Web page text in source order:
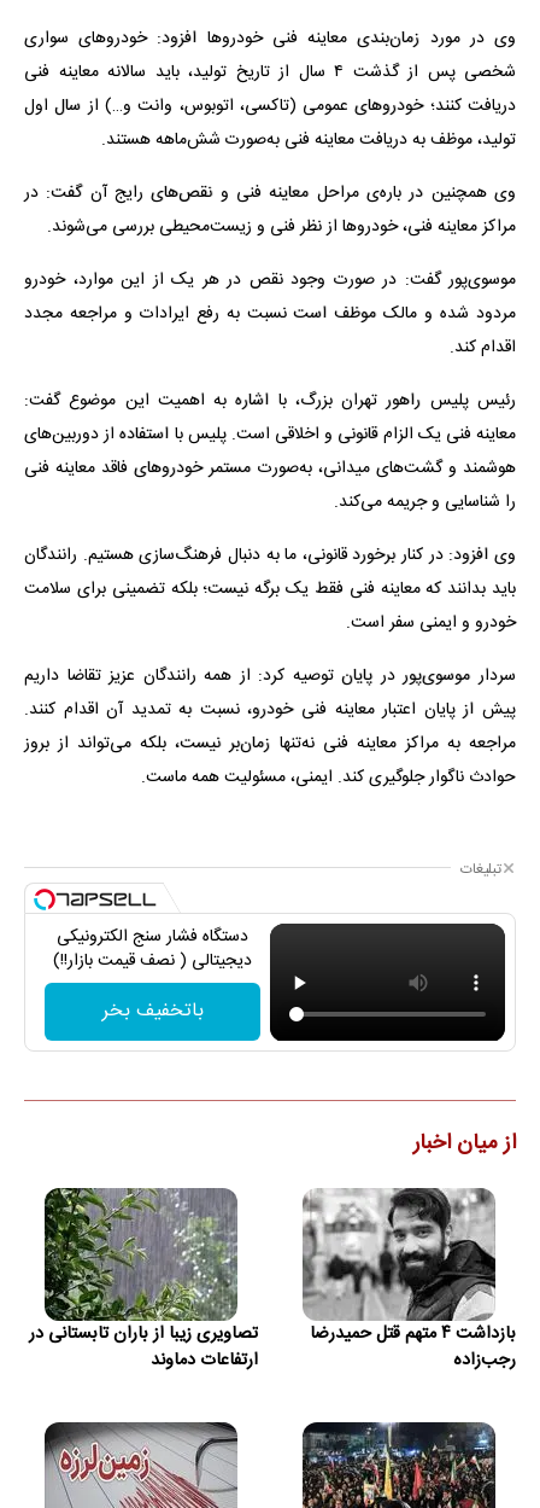
وی در مورد زمان‌بندی معاینه فنی خودروها افزود: خودروهای سواری
شخصی پس از گذشت ۴ سال از تاریخ تولید، باید سالانه معاینه فنی
دریافت کنند؛ خودروهای عمومی (تاکسی، اتوبوس، وانت و…) از سال اول
تولید، موظف به دریافت معاینه فنی به‌صورت شش‌ماهه هستند.
وی همچنین در باره‌ی مراحل معاینه فنی و نقص‌های رایج آن گفت: در
مراکز معاینه فنی، خودروها از نظر فنی و زیست‌محیطی بررسی می‌شوند.
موسوی‌پور گفت: در صورت وجود نقص در هر یک از این موارد، خودرو
مردود شده و مالک موظف است نسبت به رفع ایرادات و مراجعه مجدد
اقدام کند.
رئیس پلیس راهور تهران بزرگ، با اشاره به اهمیت این موضوع گفت:
معاینه فنی یک الزام قانونی و اخلاقی است. پلیس با استفاده از دوربین‌های
هوشمند و گشت‌های میدانی، به‌صورت مستمر خودروهای فاقد معاینه فنی
را شناسایی و جریمه می‌کند.
وی افزود: در کنار برخورد قانونی، ما به دنبال فرهنگ‌سازی هستیم. رانندگان
باید بدانند که معاینه فنی فقط یک برگه نیست؛ بلکه تضمینی برای سلامت
خودرو و ایمنی سفر است.
سردار موسوی‌پور در پایان توصیه کرد: از همه رانندگان عزیز تقاضا داریم
پیش از پایان اعتبار معاینه فنی خودرو، نسبت به تمدید آن اقدام کنند.
مراجعه به مراکز معاینه فنی نه‌تنها زمان‌بر نیست، بلکه می‌تواند از بروز
حوادث ناگوار جلوگیری کند. ایمنی، مسئولیت همه ماست.
تبلیغات
دستگاه فشار سنج الکترونیکی
دیجیتالی ( نصف قیمت بازار!!)
باتخفیف بخر
از میان اخبار
بازداشت ۴ متهم قتل حمیدرضا
رجب‌زاده
تصاویری زیبا از باران تابستانی در
ارتفاعات دماوند